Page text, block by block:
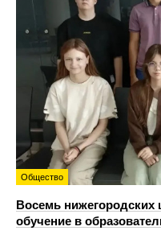
Общество
Восемь
обучение в